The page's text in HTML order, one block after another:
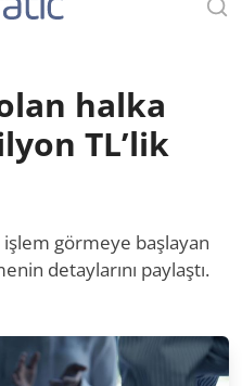
halka
TL’lik
işlem görmeye başlayan
detaylarını paylaştı.